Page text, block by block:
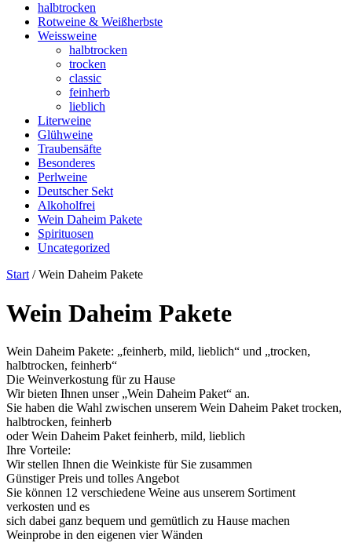
halbtrocken
Rotweine & Weißherbste
Weissweine
halbtrocken
trocken
classic
feinherb
lieblich
Literweine
Glühweine
Traubensäfte
Besonderes
Perlweine
Deutscher Sekt
Alkoholfrei
Wein Daheim Pakete
Spirituosen
Uncategorized
Start/ Wein Daheim Pakete
Wein Daheim Pakete
Wein Daheim Pakete: „feinherb, mild, lieblich“ und „trocken,
halbtrocken, feinherb“
Die Weinverkostung für zu Hause
Wir bieten Ihnen unser „Wein Daheim Paket“ an.
Sie haben die Wahl zwischen unserem Wein Daheim Paket trocken,
halbtrocken, feinherb
oder Wein Daheim Paket feinherb, mild, lieblich
Ihre Vorteile:
Wir stellen Ihnen die Weinkiste für Sie zusammen
Günstiger Preis und tolles Angebot
Sie können 12 verschiedene Weine aus unserem Sortiment
verkosten und es
sich dabei ganz bequem und gemütlich zu Hause machen
Weinprobe in den eigenen vier Wänden